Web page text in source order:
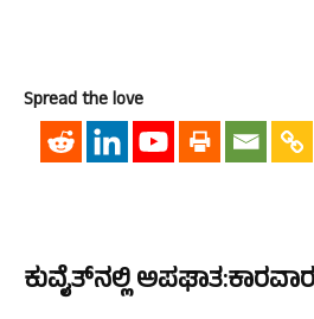
Spread the love
ಕುವೈತ್‌ನಲ್ಲಿ